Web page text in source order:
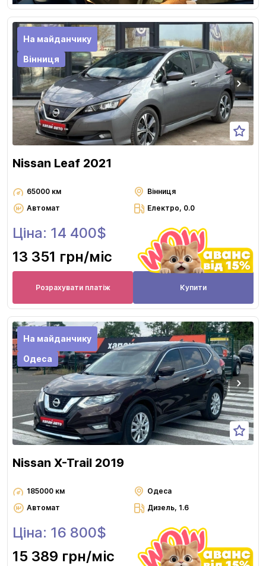
На майданчику
Вінниця
Nissan Leaf 2021
65000 км
Вінниця
Автомат
Електро, 0.0
Ціна: 14 400$
13 351 грн/міс
Розрахувати платіж Купити
На майданчику
Одеса
Nissan X-Trail 2019
185000 км
Одеса
Автомат
Дизель, 1.6
Ціна: 16 800$
15 389 грн/міс